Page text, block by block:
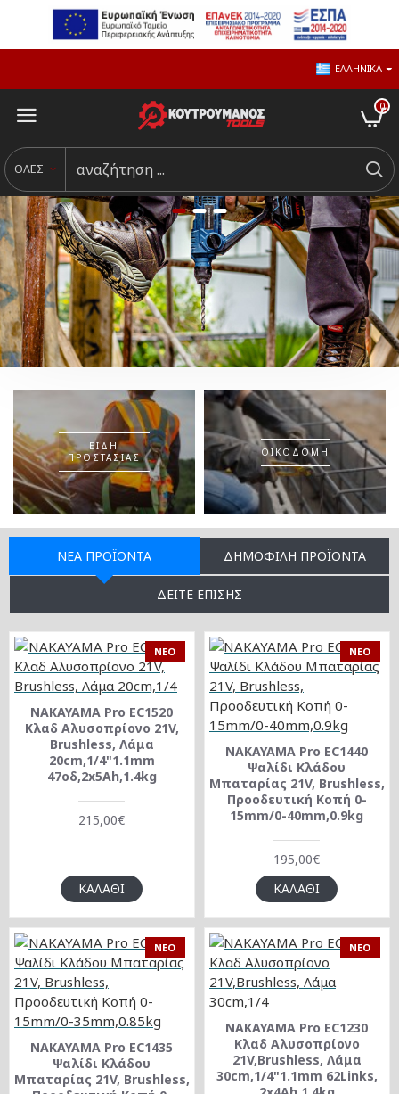
ΕΛΛΗΝΙΚΆ
0
ΟΛΕΣ
ΕΊΔΗ
ΠΡΟΣΤΑΣΊΑΣ
ΟΙΚΟΔΟΜΉ
ΝΈΑ ΠΡΟΪΌΝΤΑ ΔΗΜΟΦΙΛΉ ΠΡΟΪΌΝΤΑ
ΔΕΊΤΕ ΕΠΊΣΗΣ
NEO
NAKAYAMA Pro EC1520
Κλαδ Αλυσοπρίονο 21V,
Brushless, Λάμα
20cm,1/4"1.1mm
47οδ,2x5Ah,1.4kg
215,00€
ΚΑΛΆΘΙ
NEO
NAKAYAMA Pro EC1440
Ψαλίδι Κλάδου
Μπαταρίας 21V, Brushless,
Προοδευτική Κοπή 0-
15mm/0-40mm,0.9kg
195,00€
ΚΑΛΆΘΙ
NEO
NAKAYAMA Pro EC1435
Ψαλίδι Κλάδου
Μπαταρίας 21V, Brushless,
NEO
NAKAYAMA Pro EC1230
Κλαδ Αλυσοπρίονο
21V,Brushless, Λάμα
30cm,1/4"1.1mm 62Links,